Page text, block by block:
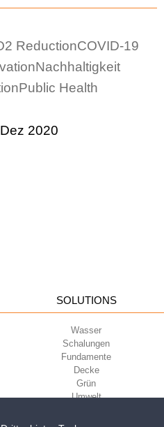
ReductionCOVID-19
Nachhaltigkeit
Public Health
2020
SOLUTIONS
Wasser
Schalungen
Fundamente
Decke
Grün
Umwelt